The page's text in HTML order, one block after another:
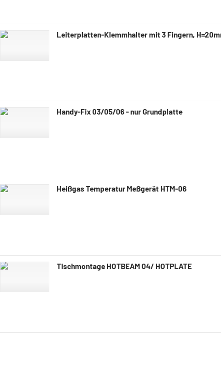
Leiterplatten-Klemmhalter mit 3 Fingern,
Handy-Fix 03/05/06 - nur Grundplatte
Heißgas Temperatur Meßgerät HTM-06
Tischmontage HOTBEAM 04/ HOTPLATE